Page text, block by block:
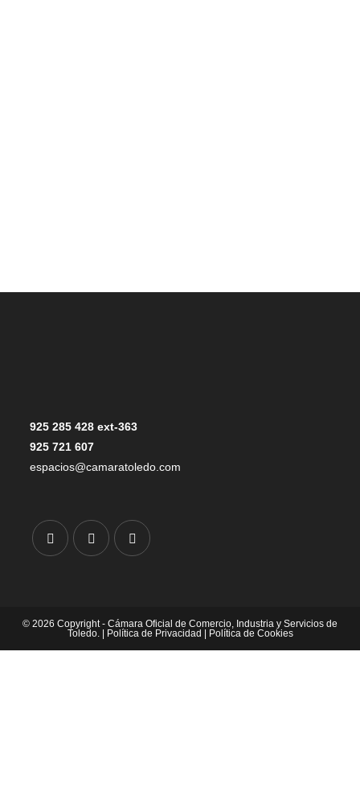
925 285 428 ext-363
925 721 607
espacios@camaratoledo.com
© 2026 Copyright - Cámara Oficial de Comercio, Industria y Servicios de
Toledo. | Política de Privacidad | Política de Cookies